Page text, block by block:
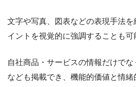
文字や写真、図表などの表現手法
イントを視覚的に強調することも可
自社商品・サービスの情報だけでな
なども掲載でき、機能的価値と情